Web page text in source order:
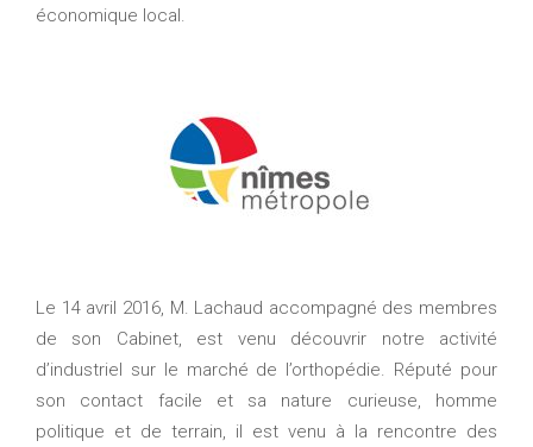
économique local.
Le 14 avril 2016, M. Lachaud accompagné des membres
de son Cabinet, est venu découvrir notre activité
d’industriel sur le marché de l’orthopédie. Réputé pour
son contact facile et sa nature curieuse, homme
politique et de terrain, il est venu à la rencontre des